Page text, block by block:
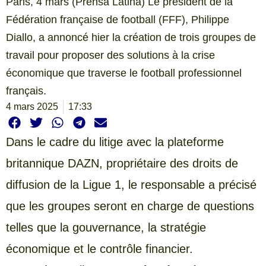
Fédération française de football (FFF), Philippe
Diallo, a annoncé hier la création de trois groupes de
travail pour proposer des solutions à la crise
économique que traverse le football professionnel
français.
4 mars 2025 17:33
Dans le cadre du litige avec la plateforme
britannique DAZN, propriétaire des droits de
diffusion de la Ligue 1, le responsable a précisé
que les groupes seront en charge de questions
telles que la gouvernance, la stratégie
économique et le contrôle financier.